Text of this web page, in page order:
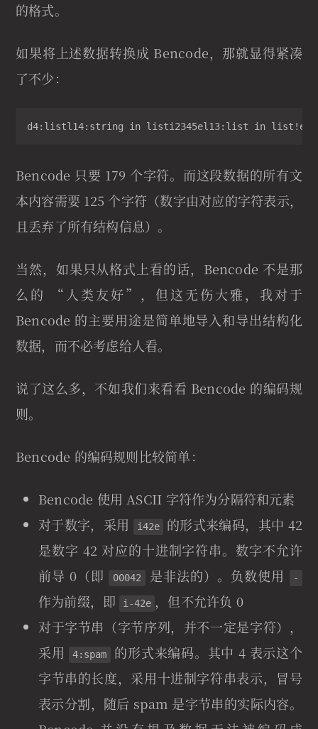
的格式。
如果将上述数据转换成 Bencode，那就显得紧凑
了不少：
d4:listl14:string in listi2345el13:list in
Bencode 只要 179 个字符。而这段数据的所有文
本内容需要 125 个字符（数字由对应的字符表示，
且丢弃了所有结构信息）。
当然，如果只从格式上看的话，Bencode 不是那
么的 “人类友好”，但这无伤大雅，我对于
Bencode 的主要用途是简单地导入和导出结构化
数据，而不必考虑给人看。
说了这么多，不如我们来看看 Bencode 的编码规
则。
Bencode 的编码规则比较简单：
Bencode 使用 ASCII 字符作为分隔符和元素
对于数字，采用
i42e
的形式来编码，其中 42
是数字 42 对应的十进制字符串。数字不允许
前导 0（即
00042 是非法的）。负数使用 -
作为前缀，即 i-42e ，但不允许负 0
对于字节串（字节序列，并不一定是字符），
采用
4:spam
的形式来编码。其中 4 表示这个
字节串的长度，采用十进制字符串表示，冒号
表示分割，随后 spam 是字节串的实际内容。